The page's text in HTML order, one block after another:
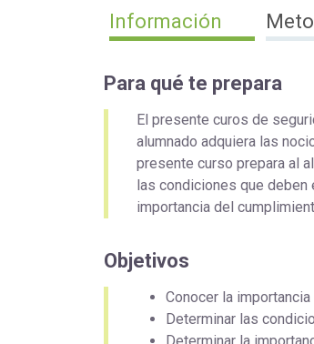
Información
Para qué te prepara
El presente curos de
alumnado adquiera las
presente curso prepara al
las condiciones que
importancia del
Objetivos
Conocer la
Determinar las